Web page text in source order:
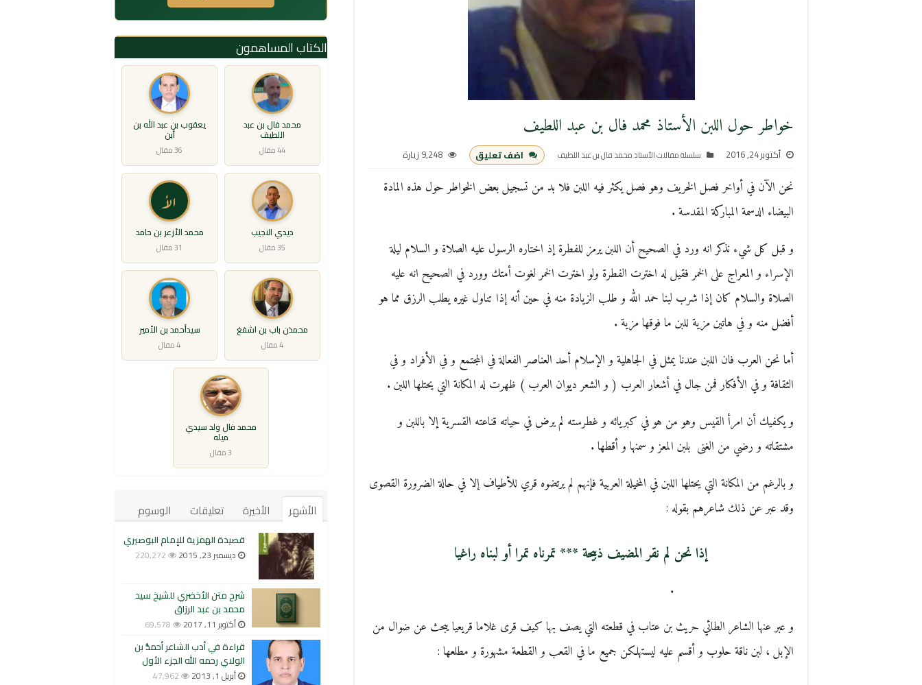
خواطر حول اللبن الأستاذ محمد فال بن عبد اللطيف
أكتوبر 24, 2016 سلسلة مقالات الأستاذ محمد فال بن عبد اللطيف اضف تعليق 9,248 زيارة
نحن الآن في أواخر فصل الخريف وهو فصل يكثر فيه اللبن فلا بد من تسجيل بعض الخواطر حول هذه المادة
البيضاء الدسمة المباركة المقدسة .
و قبل كل شيء نذكر انه ورد في الصحيح أن اللبن يرمز للفطرة إذ اختاره الرسول عليه الصلاة و السلام ليلة
الإسراء و المعراج على الخمر فقيل له اخترت الفطرة ولو اخترت الخمر لغوت أمتك وورد في الصحيح انه عليه
الصلاة والسلام كان إذا شرب لبنا حمد الله و طلب الزيادة منه في حين أنه إذا تناول غيره يطلب الرزق مما هو
أفضل منه و في هاتين مزية للبن ما فوقها مزية .
أما نحن العرب فان اللبن عندنا يمثل في الجاهلية و الإسلام أحد العناصر الفعالة في المجتمع و في الأفراد و في
الثقافة و في الأفكار فمن جال في أشعار العرب ( و الشعر ديوان العرب ) ظهرت له المكانة التي يحتلها اللبن .
و يكفيك أن امرأ القيس وهو من هو في كبريائه و غطرسته لم يرض في حياته قناعته القسرية إلا باللبن و
مشتقاته و رضي من الغنى بلبن المعز و سمنها و أقطها .
و بالرغم من المكانة التي يحتلها اللبن في المخيلة العربية فإنهم لم يرتضوه قري للأطياف إلا في حالة الضرورة القصوى
وقد عبر عن ذلك شاعرهم بقوله :
إذا نحن لم نقر المضيف ذبيحة *** تمرناه تمرا أو لبناه راغيا
.
و عبر عنها الشاعر الطائي حريث بن عتاب في قطعته التي يصف بها كيف قرى غلاما قريعيا يبحث عن ضوال من
الإبل ، لبن ناقة حلوب و أقسم عليه ليستهلكن جميع ما في القعب و القطعة مشهورة و مطلعها :
الكتاب المساهمون
محمد فال بن عبد
اللطيف
44 مقال
يعقوب بن عبد الله بن
أبن
36 مقال
ديدي النجيب
35 مقال
الأ
محمد الأزعر بن حامد
31 مقال
محمذن باب بن اشفغ
4 مقال
سيدأحمد بن الأمير
4 مقال
محمد فال ولد سيدي
ميله
3 مقال
الأشهر الأخيرة تعليقات الوسوم
قصيدة الهمزية للإمام البوصيري
ديسمبر 23, 2015 220,272
شرح متن الأخضري للشيخ سيد
محمد بن عبد الرزاق
أكتوبر 11, 2017 69,578
قراءة في أدب الشاعر أحمدُّ بن
الولاي رحمه الله الجزء الأول
أبريل 1, 2013 47,962